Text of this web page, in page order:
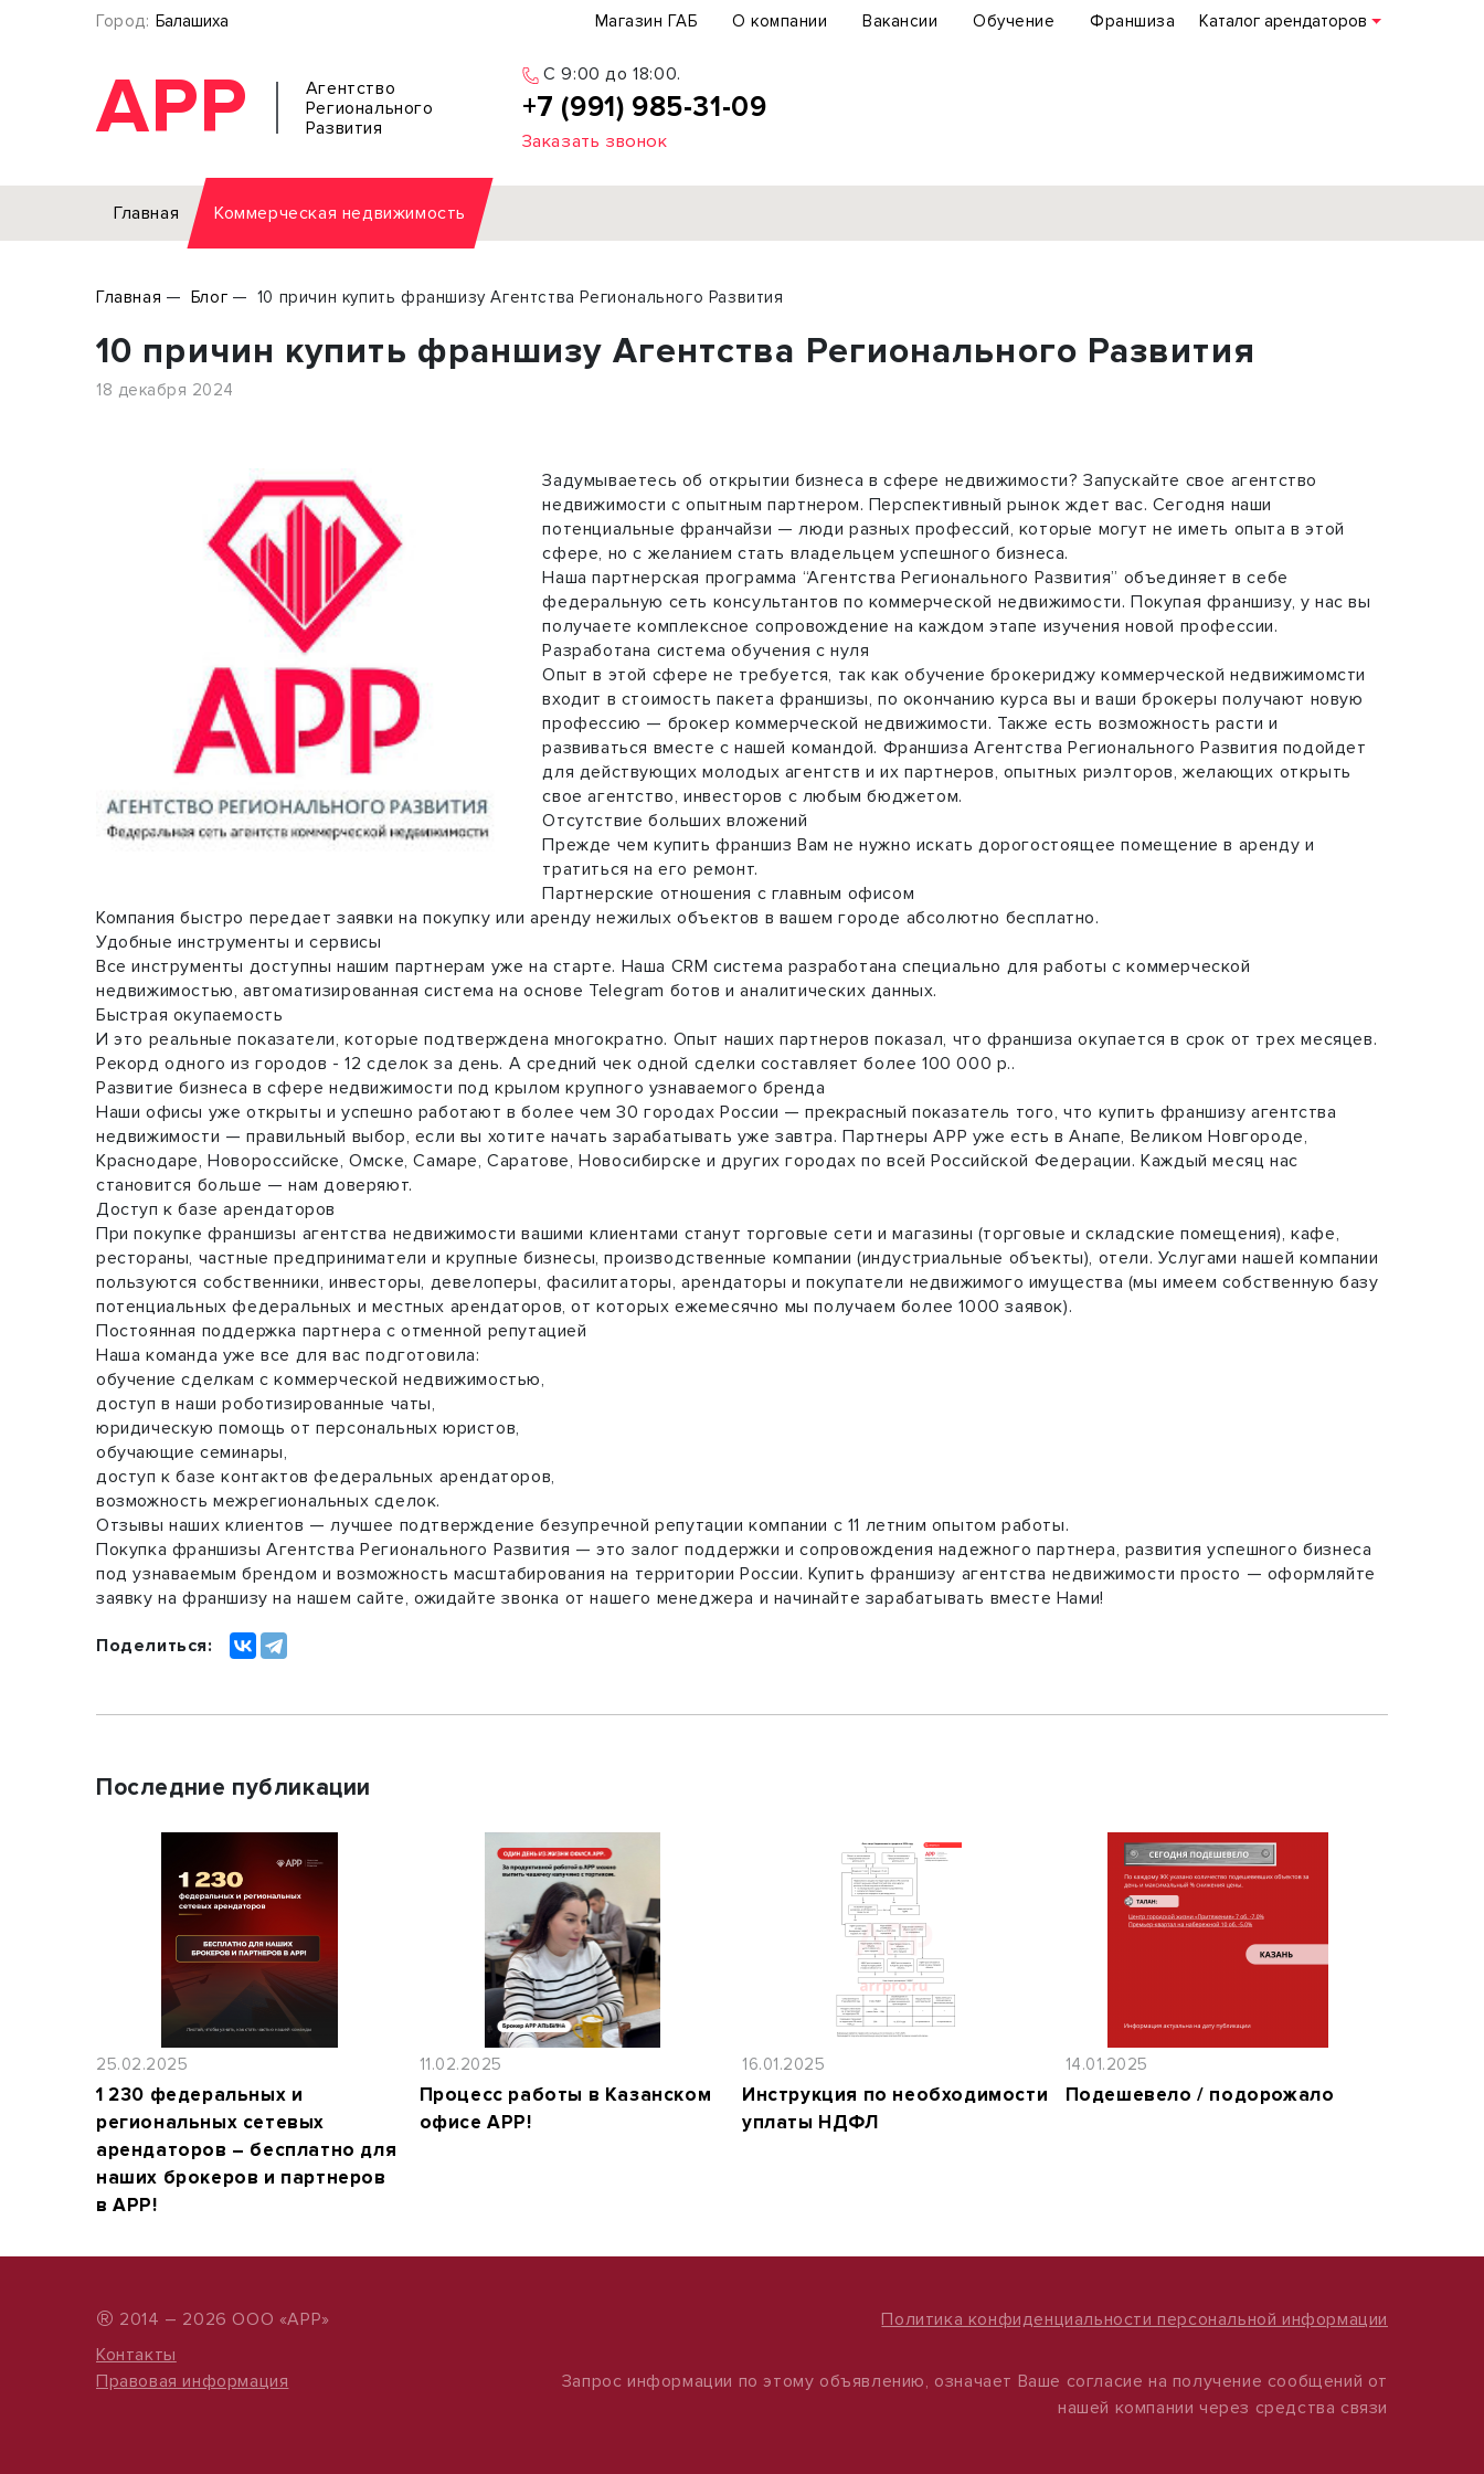
Город: Балашиха Магазин ГАБ О компании Вакансии Обучение Франшиза Каталог арендаторов
АРР
Агентство
Регионального
Развития
C 9:00 до 18:00.
+7 (991) 985-31-09
Заказать звонок
Главная Коммерческая недвижимость
Торговое помещение
Земельный участок
Отдельное здание
Торговое помещение
недвижимости
Главная Блог 10 причин купить франшизу Агентства Регионального Развития
10 причин купить франшизу Агентства Регионального Развития
18 декабря 2024
Задумываетесь об открытии бизнеса в сфере недвижимости? Запускайте свое агентство
недвижимости с опытным партнером. Перспективный рынок ждет вас. Сегодня наши
потенциальные франчайзи — люди разных профессий, которые могут не иметь опыта в этой
сфере, но с желанием стать владельцем успешного бизнеса.
Наша партнерская программа “Агентства Регионального Развития” объединяет в себе
федеральную сеть консультантов по коммерческой недвижимости. Покупая франшизу, у нас вы
получаете комплексное сопровождение на каждом этапе изучения новой профессии.
Разработана система обучения с нуля
Опыт в этой сфере не требуется, так как обучение брокериджу коммерческой недвижимомсти
входит в стоимость пакета франшизы, по окончанию курса вы и ваши брокеры получают новую
профессию — брокер коммерческой недвижимости. Также есть возможность расти и
развиваться вместе с нашей командой. Франшиза Агентства Регионального Развития подойдет
для действующих молодых агентств и их партнеров, опытных риэлторов, желающих открыть
свое агентство, инвесторов с любым бюджетом.
Отсутствие больших вложений
Прежде чем купить франшиз Вам не нужно искать дорогостоящее помещение в аренду и
тратиться на его ремонт.
Партнерские отношения с главным офисом
Компания быстро передает заявки на покупку или аренду нежилых объектов в вашем городе абсолютно бесплатно.
Удобные инструменты и сервисы
Все инструменты доступны нашим партнерам уже на старте. Наша CRM система разработана специально для работы с коммерческой
недвижимостью, автоматизированная система на основе Telegram ботов и аналитических данных.
Быстрая окупаемость
И это реальные показатели, которые подтверждена многократно. Опыт наших партнеров показал, что франшиза окупается в срок от трех месяцев.
Рекорд одного из городов - 12 сделок за день. А средний чек одной сделки составляет более 100 000 р..
Развитие бизнеса в сфере недвижимости под крылом крупного узнаваемого бренда
Наши офисы уже открыты и успешно работают в более чем 30 городах России — прекрасный показатель того, что купить франшизу агентства
недвижимости — правильный выбор, если вы хотите начать зарабатывать уже завтра. Партнеры АРР уже есть в Анапе, Великом Новгороде,
Краснодаре, Новороссийске, Омске, Самаре, Саратове, Новосибирске и других городах по всей Российской Федерации. Каждый месяц нас
становится больше — нам доверяют.
Доступ к базе арендаторов
При покупке франшизы агентства недвижимости вашими клиентами станут торговые сети и магазины (торговые и складские помещения), кафе,
рестораны, частные предприниматели и крупные бизнесы, производственные компании (индустриальные объекты), отели. Услугами нашей компании
пользуются собственники, инвесторы, девелоперы, фасилитаторы, арендаторы и покупатели недвижимого имущества (мы имеем собственную базу
потенциальных федеральных и местных арендаторов, от которых ежемесячно мы получаем более 1000 заявок).
Постоянная поддержка партнера с отменной репутацией
Наша команда уже все для вас подготовила:
обучение сделкам с коммерческой недвижимостью,
доступ в наши роботизированные чаты,
юридическую помощь от персональных юристов,
обучающие семинары,
доступ к базе контактов федеральных арендаторов,
возможность межрегиональных сделок.
Отзывы наших клиентов — лучшее подтверждение безупречной репутации компании с 11 летним опытом работы.
Покупка франшизы Агентства Регионального Развития — это залог поддержки и сопровождения надежного партнера, развития успешного бизнеса
под узнаваемым брендом и возможность масштабирования на территории России. Купить франшизу агентства недвижимости просто — оформляйте
заявку на франшизу на нашем сайте, ожидайте звонка от нашего менеджера и начинайте зарабатывать вместе Нами!
Поделиться:
Последние публикации
25.02.2025
1 230 федеральных и
региональных сетевых
арендаторов – бесплатно для
наших брокеров и партнеров
в АРР!
11.02.2025
Процесс работы в Казанском
офисе АРР!
16.01.2025
Инструкция по необходимости
уплаты НДФЛ
14.01.2025
Подешевело / подорожало
® 2014 – 2026 ООО «АРР»
Политика конфиденциальности персональной информации
Контакты
Правовая информация
Запрос информации по этому объявлению, означает Ваше согласие на получение сообщений от
нашей компании через средства связи